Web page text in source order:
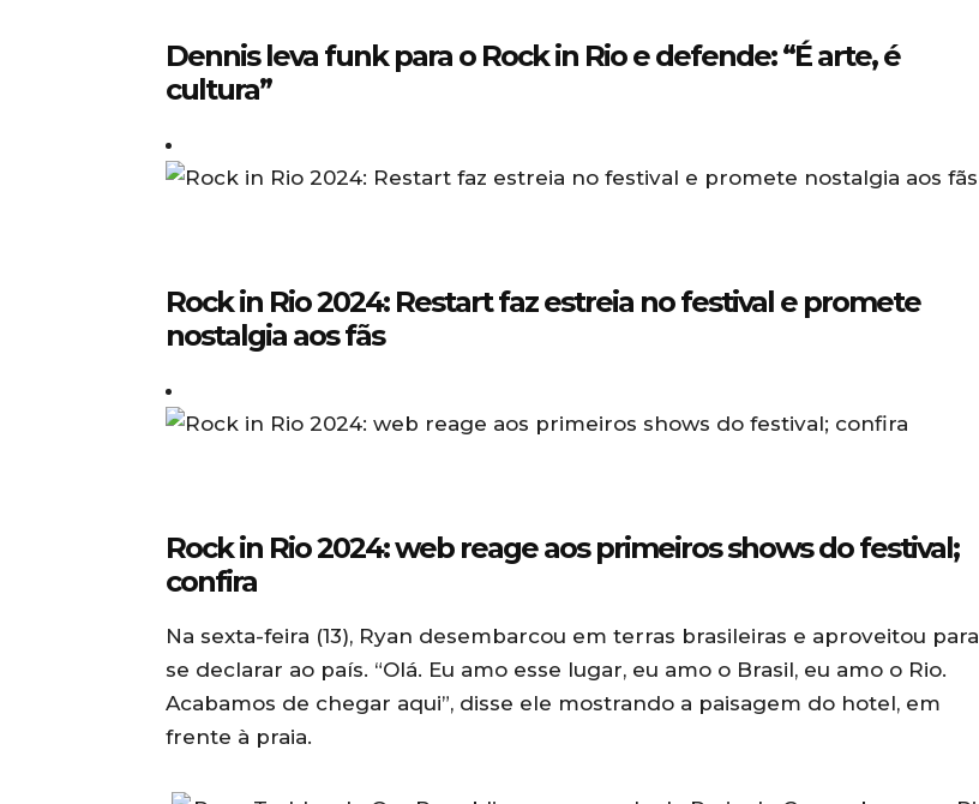
Dennis leva funk para o Rock in Rio e defende: “É arte, é
cultura”
Rock in Rio 2024: Restart faz estreia no festival e promete
nostalgia aos fãs
Rock in Rio 2024: web reage aos primeiros shows do festival;
confira
Na sexta-feira (13), Ryan desembarcou em terras brasileiras e aproveitou para
se declarar ao país. “Olá. Eu amo esse lugar, eu amo o Brasil, eu amo o Rio.
Acabamos de chegar aqui”, disse ele mostrando a paisagem do hotel, em
frente à praia.